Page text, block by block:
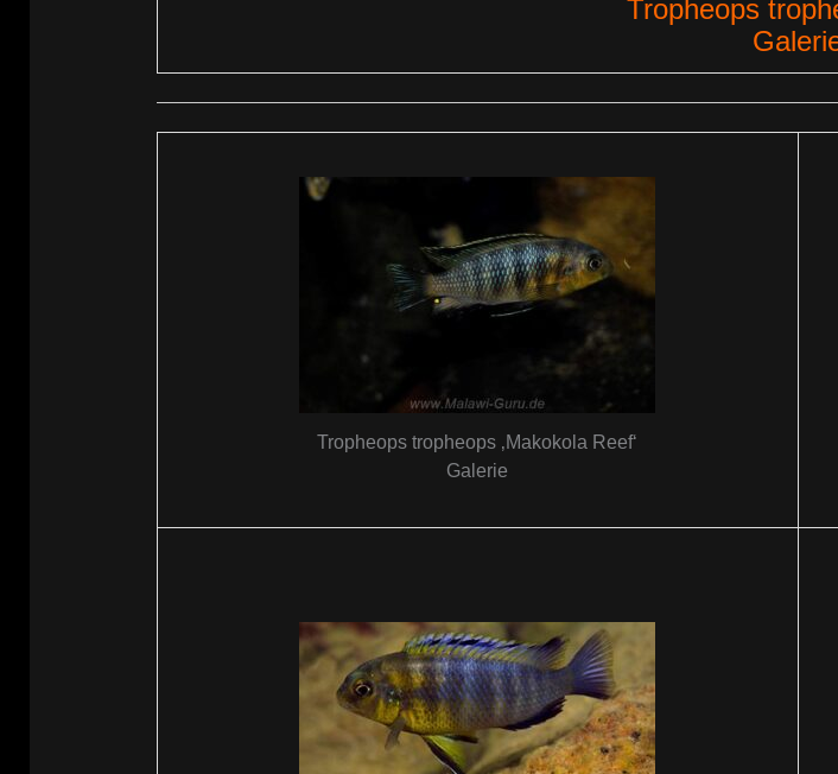
Tropheops
Tropheops tropheops ‚Makokola Reef‘
Galerie